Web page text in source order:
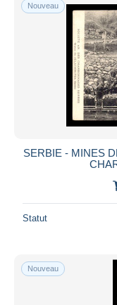
Nouveau
SERBIE - MINES
Statut
Nouveau